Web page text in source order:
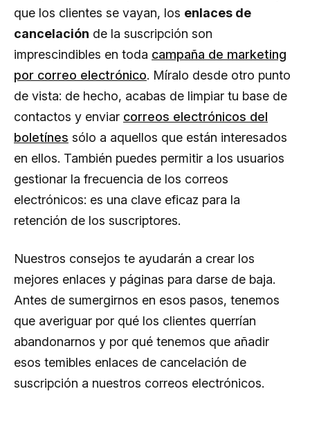
que los clientes se vayan, los enlaces de
cancelación de la suscripción son
imprescindibles en toda campaña de marketing
por correo electrónico. Míralo desde otro punto
de vista: de hecho, acabas de limpiar tu base de
contactos y enviar correos electrónicos del
boletínes sólo a aquellos que están interesados
en ellos. También puedes permitir a los usuarios
gestionar la frecuencia de los correos
electrónicos: es una clave eficaz para la
retención de los suscriptores.
Nuestros consejos te ayudarán a crear los
mejores enlaces y páginas para darse de baja.
Antes de sumergirnos en esos pasos, tenemos
que averiguar por qué los clientes querrían
abandonarnos y por qué tenemos que añadir
esos temibles enlaces de cancelación de
suscripción a nuestros correos electrónicos.